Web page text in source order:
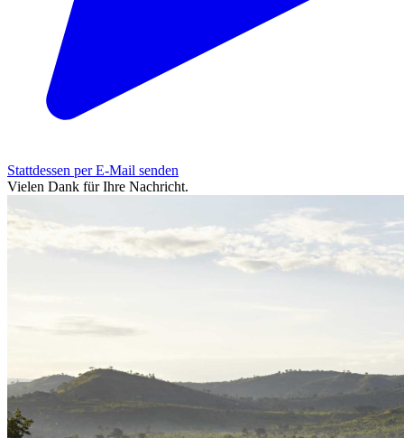
Stattdessen per E-Mail senden
Vielen Dank für Ihre Nachricht.